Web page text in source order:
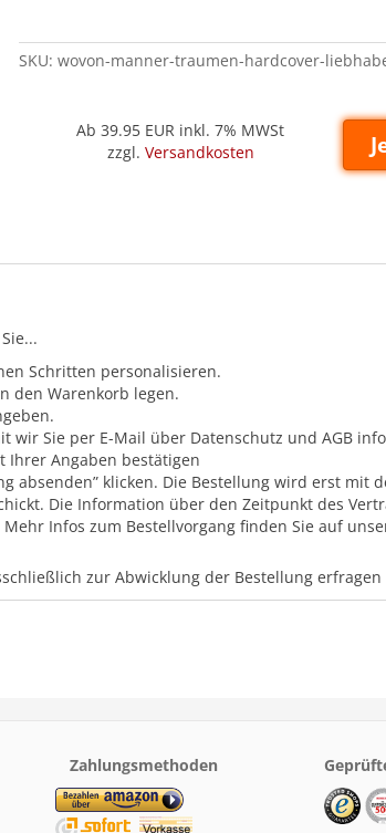
'Liebhaber')
quantity
SKU: wovon-manner-traumen-hardcover-
Ab 39.95 EUR inkl. 7% MWSt
zzgl. Versandkosten
Schritten personalisieren.
den Warenkorb legen.
wir Sie per E-Mail über Datenschutz und AGB
Ihrer Angaben bestätigen
absenden” klicken. Die Bestellung wird erst mit
Die Information über den Zeitpunkt des
Infos zum Bestellvorgang finden Sie auf
zur Abwicklung der Bestellung
Zahlungsmethoden